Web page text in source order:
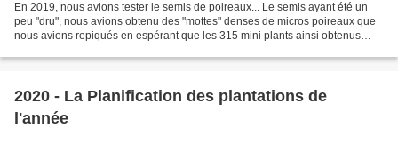
En 2019, nous avions tester le semis de poireaux... Le semis ayant été un
peu "dru", nous avions obtenu des "mottes" denses de micros poireaux que
nous avions repiqués en espérant que les 315 mini plants ainsi obtenus
2020 - La Planification des plantations de
l'année